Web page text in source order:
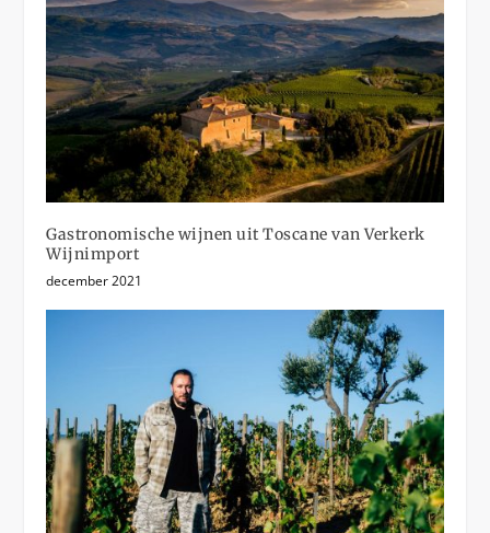
Gastronomische wijnen uit Toscane van Verkerk
Wijnimport
december 2021